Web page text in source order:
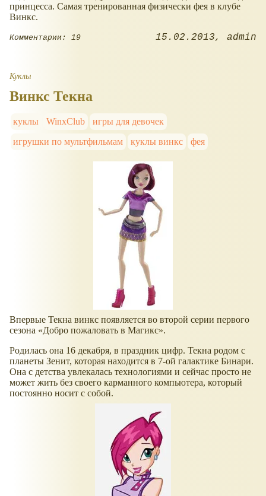
принцесса. Самая тренированная физически фея в клубе
Винкс.
Комментарии: 19 15.02.2013 admin
Куклы
Винкс Текна
куклы WinxClub
игры для девочек
игрушки по мультфильмам
куклы винкс фея
Впервые Текна винкс появляется во второй серии первого
сезона
Добро пожаловать в Магикс .
Родилась она 16 декабря, в праздник цифр. Текна родом с
планеты Зенит, которая находится в 7-ой галактике Бинари.
Она с детства увлекалась технологиями и сейчас просто не
может жить без своего карманного компьютера, который
постоянно носит с собой.